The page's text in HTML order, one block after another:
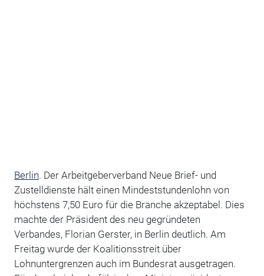
Berlin. Der Arbeitgeberverband Neue Brief- und
Zustelldienste hält einen Mindeststundenlohn von
höchstens 7,50 Euro für die Branche akzeptabel. Dies
machte der Präsident des neu gegründeten
Verbandes, Florian Gerster, in Berlin deutlich. Am
Freitag wurde der Koalitionsstreit über
Lohnuntergrenzen auch im Bundesrat ausgetragen.